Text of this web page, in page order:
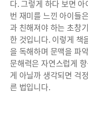
다. 그렇게 하다 보면
번 재미를 느낀 아이들
과 친해져야 하는 초창
한 것입니다. 이렇게 책
을 독해하며 문맥을 파
문해력은 자연스럽게
게 아닐까 생각되면 걱
른 법입니다.